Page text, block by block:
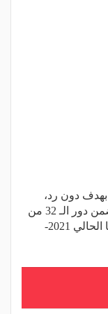
دون رد،
وذلك في المباراة التي أقيمت يوم الأحد ضمن دور الـ 32 من
بطولة كأس مصر لكرة القدم في موسمها الحالي 2021-